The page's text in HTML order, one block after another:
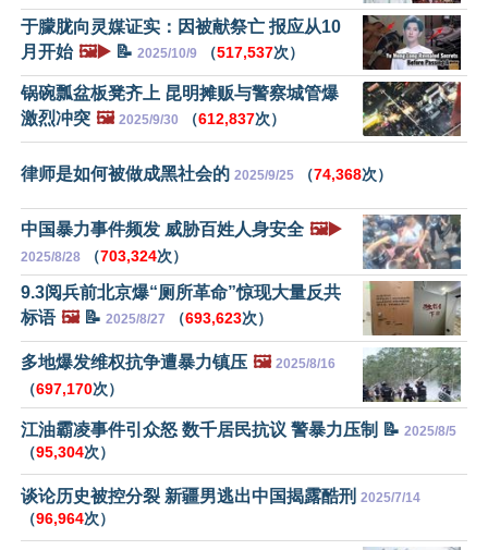
于朦胧向灵媒证实：因被献祭亡 报应从10
月开始 🖼️▶️ 📝 2025/10/9 （517,537次）
锅碗瓢盆板凳齐上 昆明摊贩与警察城管爆
激烈冲突 🖼️ 2025/9/30 （612,837次）
律师是如何被做成黑社会的 2025/9/25 （74,368次）
中国暴力事件频发 威胁百姓人身安全 🖼️▶️
2025/8/28 （703,324次）
9.3阅兵前北京爆“厕所革命”惊现大量反共
标语 🖼️📝 2025/8/27 （693,623次）
多地爆发维权抗争遭暴力镇压 🖼️ 2025/8/16
（697,170次）
江油霸凌事件引众怒 数千居民抗议 警暴力压制 📝 2025/8/5
（95,304次）
谈论历史被控分裂 新疆男逃出中国揭露酷刑 2025/7/14
（96,964次）